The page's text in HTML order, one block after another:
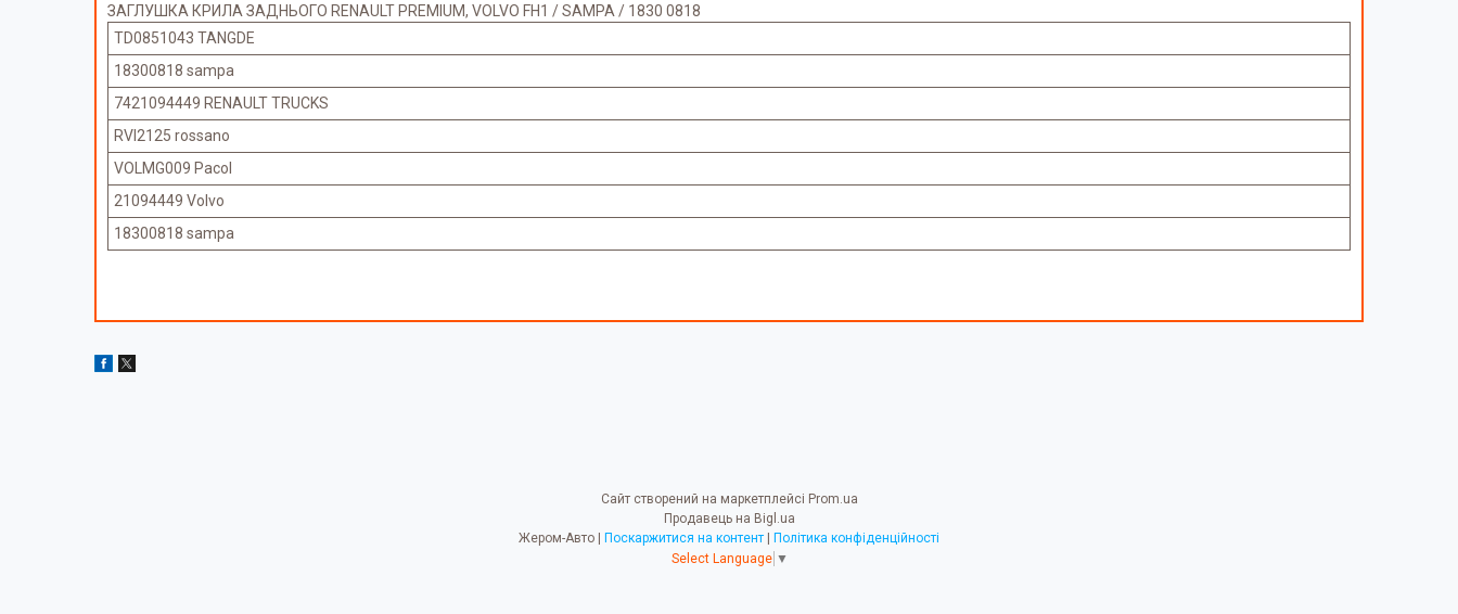
ЗАГЛУШКА КРИЛА ЗАДНЬОГО RENAULT PREMIUM, VOLVO FH1 / SAMPA / 1830 0818
TD0851043 TANGDE
18300818 sampa
7421094449 RENAULT TRUCKS
RVI2125 rossano
VOLMG009 Pacol
21094449 Volvo
18300818 sampa
Сайт створений на маркетплейсі Prom.ua
Продавець на Bigl.ua
Жером-Авто | Поскаржитися на контент | Політика конфіденційності
Select Language ▼